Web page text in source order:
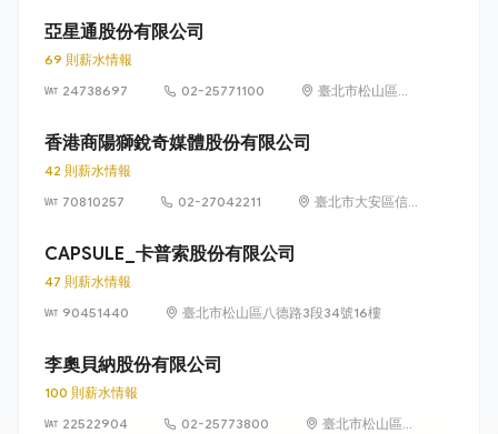
亞星通股份有限公司
69 則薪水情報
24738697
02-25771100
臺北市松山區八
香港商陽獅銳奇媒體股份有限公司
42 則薪水情報
70810257
02-27042211
臺北市大安區信
CAPSULE_卡普索股份有限公司
47 則薪水情報
90451440
臺北市松山區八德路3段34號16樓
李奧貝納股份有限公司
100 則薪水情報
22522904
02-25773800
臺北市松山區南